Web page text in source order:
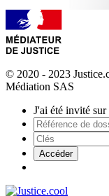
© 2020 - 2023
Médiation SAS
J'ai été invité sur